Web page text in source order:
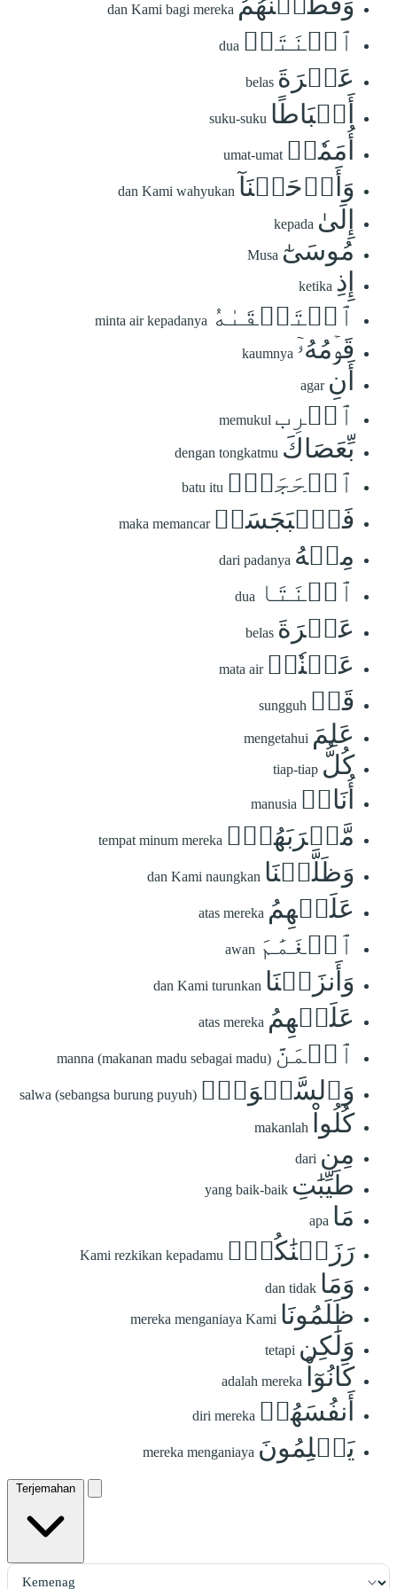
dan Kami bagi mereka
ٱثۡنَتَيۡ dua
عَشۡرَةَ belas
أَسۡبَاطًا suku-suku
أُمَمٗاۚ umat-umat
وَأَوۡحَيۡنَآ dan Kami wahyukan
إِلَىٰ kepada
مُوسَىٰٓ Musa
إِذِ ketika
ٱسۡتَسۡقَىٰهُ minta air kepadanya
قَوۡمُهُۥٓ kaumnya
أَنِ agar
ٱضۡرِب memukul
بِّعَصَاكَ dengan tongkatmu
ٱلۡحَجَرَۖ batu itu
فَٱنۢبَجَسَتۡ maka memancar
مِنۡهُ dari padanya
ٱثۡنَتَا dua
عَشۡرَةَ belas
عَيۡنٗاۖ mata air
قَدۡ sungguh
عَلِمَ mengetahui
كُلُّ tiap-tiap
أُنَاسٖ manusia
مَّشۡرَبَهُمۡۚ tempat minum mereka
وَظَلَّلۡنَا dan Kami naungkan
عَلَيۡهِمُ atas mereka
ٱلۡغَمَٰمَ awan
وَأَنزَلۡنَا dan Kami turunkan
عَلَيۡهِمُ atas mereka
ٱلۡمَنَّ manna (makanan madu sebagai madu)
وَٱلسَّلۡوَىٰۖ salwa (sebangsa burung puyuh)
كُلُواْ makanlah
مِن dari
طَيِّبَٰتِ yang baik-baik
مَا apa
رَزَقۡنَٰكُمۡۚ Kami rezkikan kepadamu
وَمَا dan tidak
ظَلَمُونَا mereka menganiaya Kami
وَلَٰكِن tetapi
كَانُوٓاْ adalah mereka
أَنفُسَهُمۡ diri mereka
يَظۡلِمُونَ mereka menganiaya
Terjemahan